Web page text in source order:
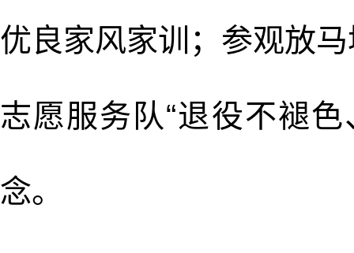
优良家风家训；参观放
志愿服务队“退役不褪
念。